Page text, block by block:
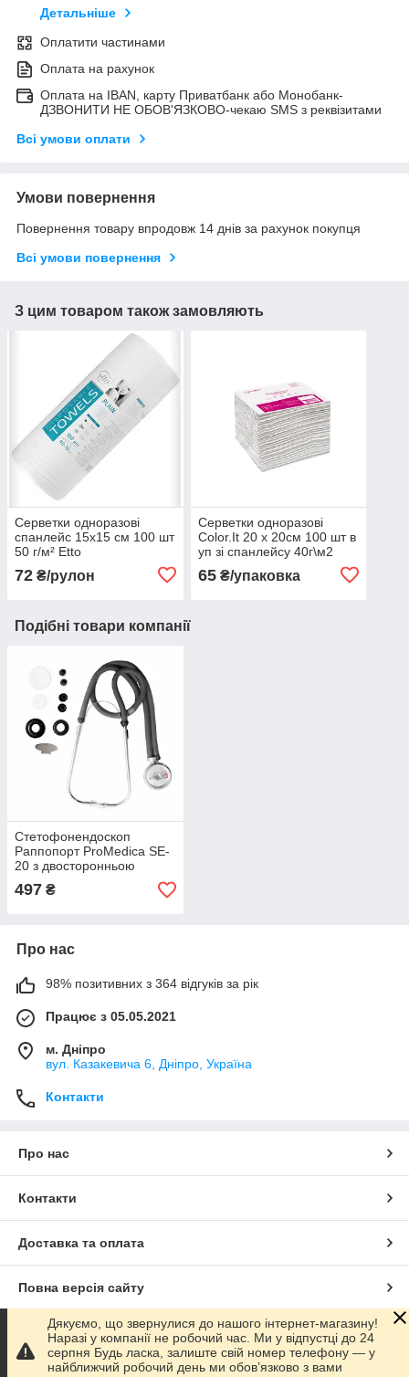
Детальніше
Оплатити частинами
Оплата на рахунок
Оплата на IBAN, карту Приватбанк або Монобанк-
ДЗВОНИТИ НЕ ОБОВ'ЯЗКОВО-чекаю SMS з реквізитами
Всі умови оплати
Умови повернення
Повернення товару впродовж 14 днів за рахунок покупця
Всі умови повернення
З цим товаром також замовляють
Серветки одноразові
спанлейс 15х15 см 100 шт
50 г/м² Etto
72 ₴/рулон
Серветки одноразові
Color.It 20 х 20см 100 шт в
уп зі спанлейсу 40г\м2
65₴/упаковка
Подібні товари компанії
Стетофонендоскоп
Раппопорт ProMedica SE-
20 з двосторонньою
головкою зі змінними
мембранами та
497 ₴
Про нас
98% позитивних з 364 відгуків за рік
Працює з 05.05.2021
м. Дніпро
вул. Казакевича 6, Дніпро, Україна
Контакти
Про нас
Контакти
Доставка та оплата
Повна версія сайту
Сайт створено на маркетплейсіProm.ua
Дякуємо, що звернулися до нашого інтернет-магазину!
Наразі у компанії не робочий час. Ми у відпустці до 24
серпня Будь ласка, залиште свій номер телефону — у
найближчий робочий день ми обов’язково з вами